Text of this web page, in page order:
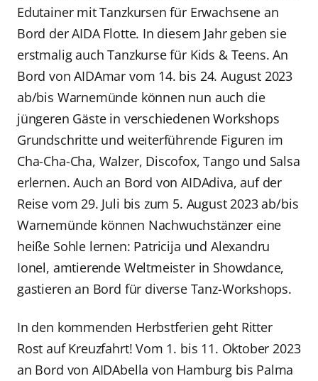
Edutainer mit Tanzkursen für Erwachsene an
Bord der AIDA Flotte. In diesem Jahr geben sie
erstmalig auch Tanzkurse für Kids & Teens. An
Bord von AIDAmar vom 14. bis 24. August 2023
ab/bis Warnemünde können nun auch die
jüngeren Gäste in verschiedenen Workshops
Grundschritte und weiterführende Figuren im
Cha-Cha-Cha, Walzer, Discofox, Tango und Salsa
erlernen. Auch an Bord von AIDAdiva, auf der
Reise vom 29. Juli bis zum 5. August 2023 ab/bis
Warnemünde können Nachwuchstänzer eine
heiße Sohle lernen: Patricija und Alexandru
Ionel, amtierende Weltmeister in Showdance,
gastieren an Bord für diverse Tanz-Workshops.
In den kommenden Herbstferien geht Ritter
Rost auf Kreuzfahrt! Vom 1. bis 11. Oktober 2023
an Bord von AIDAbella von Hamburg bis Palma